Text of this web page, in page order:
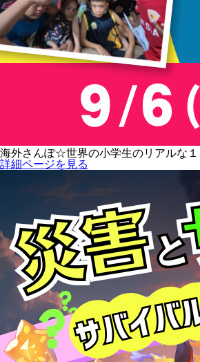
海外さんぽ☆世界の小学生のリアルな１
詳細ページを見る